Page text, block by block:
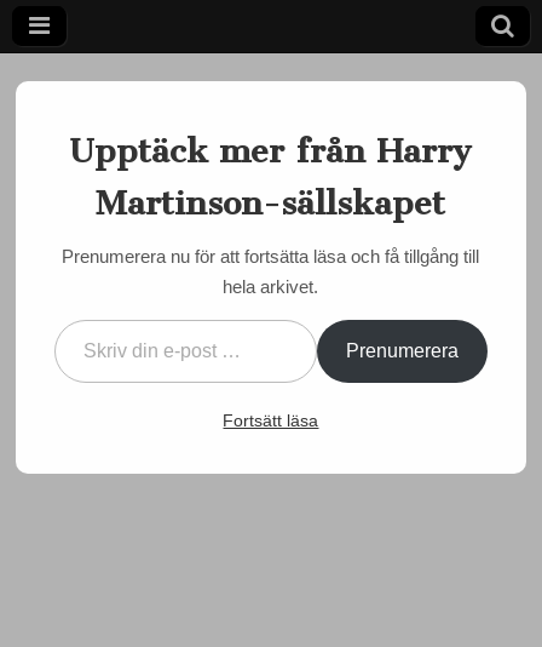
Harry
Martinson-
sällskapet
Ett författarskap som fångar daggdroppen och speglar
kosmos
Just nu: Direktsändning
från Aniara-dagen i
Nebbeboda skola
0 Comments
Upptäck mer från Harry
Martinson-sällskapet
Prenumerera nu för att fortsätta läsa och få tillgång till
hela arkivet.
Prenumerera
Fortsätt läsa